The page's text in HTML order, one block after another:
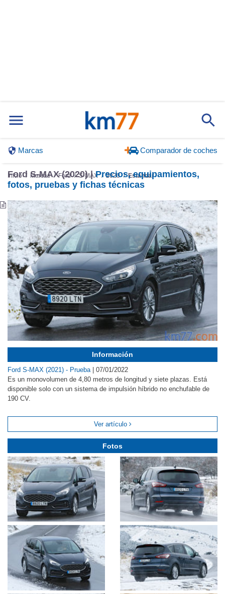
Marcas Comparador de coches
Inicio Marcas Ford S-MAX 2020 Estándar
Ford S-MAX (2020) |Precios, equipamientos,
fotos, pruebas y fichas técnicas
Información
Ford S-MAX (2021) - Prueba
07/01/2022
Es un monovolumen de 4,80 metros de longitud y siete plazas. Está
disponible solo con un sistema de impulsión híbrido no enchufable de
190 CV.
Ver artículo
Fotos